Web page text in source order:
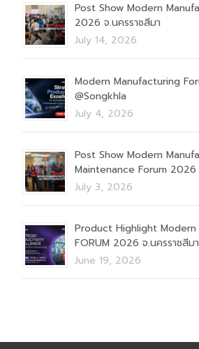
Post Show Modern
2026 จ.นครราชสีมา
July 14, 2026
Modern Manufacturing
@Songkhla
July 4, 2026
Post Show Modern
Maintenance Forum 2026
July 3, 2026
Product Highlight Modern
FORUM 2026 จ.นครราชสีมา
June 19, 2026